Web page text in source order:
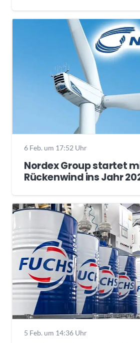
6 Feb. um 17:52 Uhr
Nordex Group startet
Rückenwind ins Jahr
5 Feb. um 14:36 Uhr